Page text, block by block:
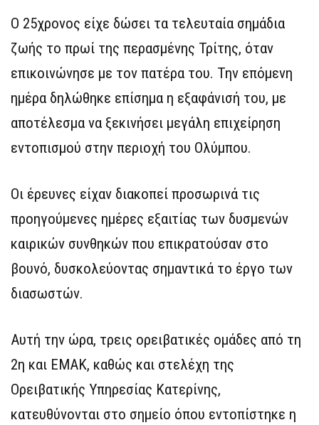
Ο 25χρονος είχε δώσει τα τελευταία σημάδια
ζωής το πρωί της περασμένης Τρίτης, όταν
επικοινώνησε με τον πατέρα του. Την επόμενη
ημέρα δηλώθηκε επίσημα η εξαφάνισή του, με
αποτέλεσμα να ξεκινήσει μεγάλη επιχείρηση
εντοπισμού στην περιοχή του Ολύμπου.
Οι έρευνες είχαν διακοπεί προσωρινά τις
προηγούμενες ημέρες εξαιτίας των δυσμενών
καιρικών συνθηκών που επικρατούσαν στο
βουνό, δυσκολεύοντας σημαντικά το έργο των
διασωστών.
Αυτή την ώρα, τρεις ορειβατικές ομάδες από τη
2η και ΕΜΑΚ, καθώς και στελέχη της
Ορειβατικής Υπηρεσίας Κατερίνης,
κατευθύνονται στο σημείο όπου εντοπίστηκε η